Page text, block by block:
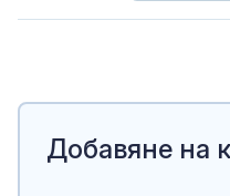
Добавяне на